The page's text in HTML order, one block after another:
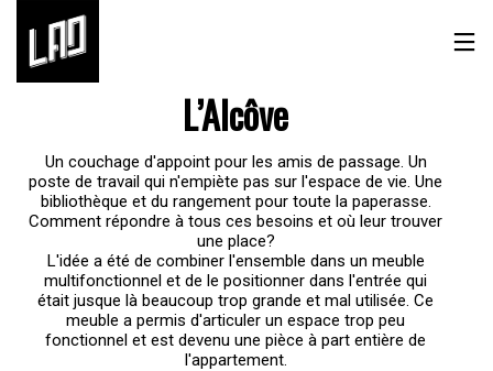
L’Alcôve
Un couchage d'appoint pour les amis de passage. Un
poste de travail qui n'empiète pas sur l'espace de vie. Une
bibliothèque et du rangement pour toute la paperasse.
Comment répondre à tous ces besoins et où leur trouver
une place?
L'idée a été de combiner l'ensemble dans un meuble
multifonctionnel et de le positionner dans l'entrée qui
était jusque là beaucoup trop grande et mal utilisée. Ce
meuble a permis d'articuler un espace trop peu
fonctionnel et est devenu une pièce à part entière de
l'appartement.